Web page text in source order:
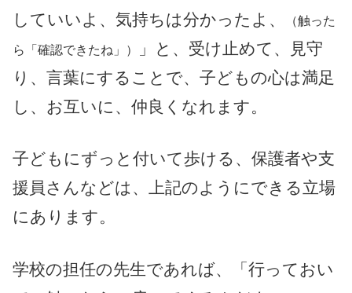
していいよ、気持ちは分かったよ、
（触った
ら「確認できたね」）
」と、受け止めて、見守
り、言葉にすることで、子どもの心は満足
し、お互いに、仲良くなれます。
子どもにずっと付いて歩ける、保護者や支
援員さんなどは、上記のようにできる立場
にあります。
学校の担任の先生であれば、「行っておい